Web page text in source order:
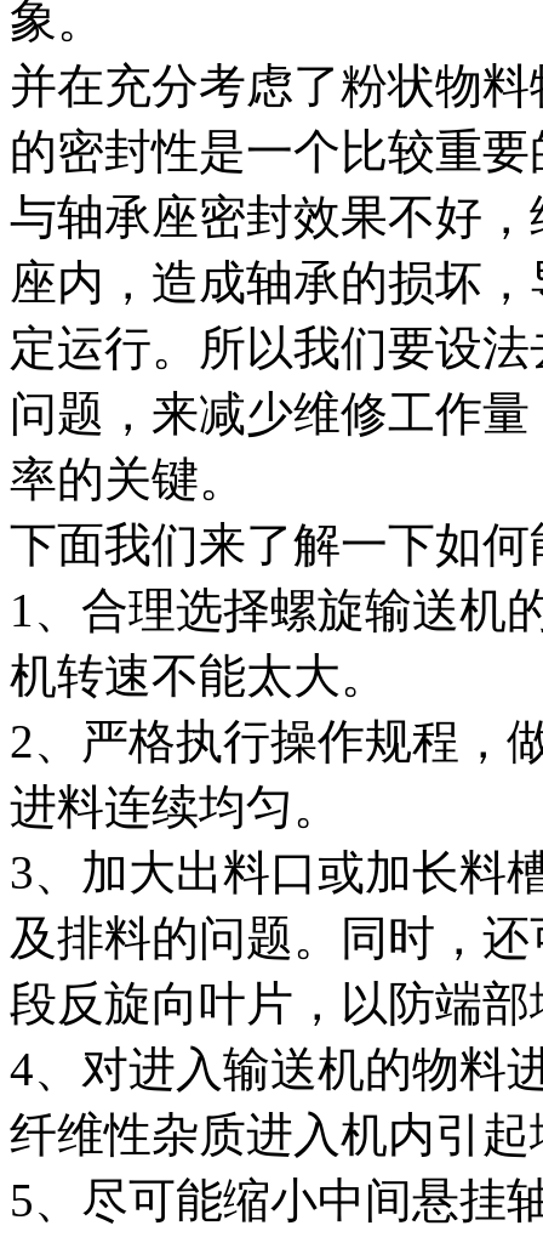
象。
并在充分考虑了粉状物
的密封性是一个比较重
与轴承座密封效果不好
座内，造成轴承的损坏
定运行。所以我们要设
问题，来减少维修工作
率的关键。
下面我们来了解一下如
1、合理选择螺旋输送机
机转速不能太大。
2、严格执行操作规程，
进料连续均匀。
3、加大出料口或加长料
及排料的问题。同时，
段反旋向叶片，以防端部
4、对进入输送机的物料
纤维性杂质进入机内引起
5、尽可能缩小中间悬挂